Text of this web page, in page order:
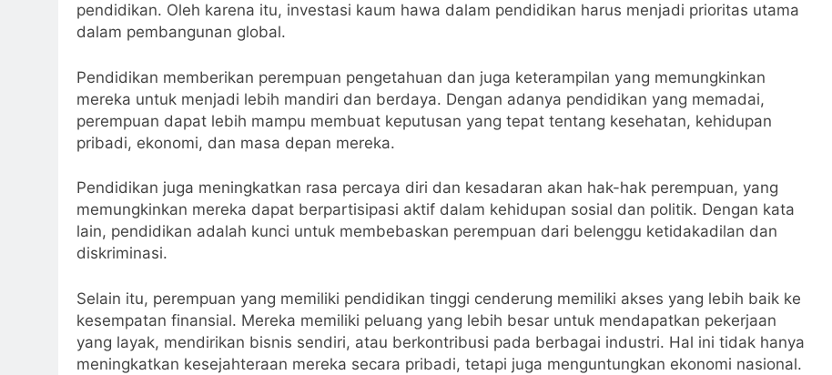
pendidikan. Oleh karena itu, investasi kaum hawa dalam pendidikan harus menjadi prioritas utama
dalam pembangunan global.
Pendidikan memberikan perempuan pengetahuan dan juga keterampilan yang memungkinkan
mereka untuk menjadi lebih mandiri dan berdaya. Dengan adanya pendidikan yang memadai,
perempuan dapat lebih mampu membuat keputusan yang tepat tentang kesehatan, kehidupan
pribadi, ekonomi, dan masa depan mereka.
Pendidikan juga meningkatkan rasa percaya diri dan kesadaran akan hak-hak perempuan, yang
memungkinkan mereka dapat berpartisipasi aktif dalam kehidupan sosial dan politik. Dengan kata
lain, pendidikan adalah kunci untuk membebaskan perempuan dari belenggu ketidakadilan dan
diskriminasi.
Selain itu, perempuan yang memiliki pendidikan tinggi cenderung memiliki akses yang lebih baik ke
kesempatan finansial. Mereka memiliki peluang yang lebih besar untuk mendapatkan pekerjaan
yang layak, mendirikan bisnis sendiri, atau berkontribusi pada berbagai industri. Hal ini tidak hanya
meningkatkan kesejahteraan mereka secara pribadi, tetapi juga menguntungkan ekonomi nasional.